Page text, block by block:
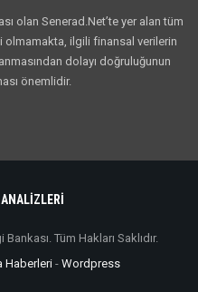
olan Senerad.Net’te yer alan tüm
olmamakta, ilgili finansal verilerin
dolayı doğruluğunun
önemlidir.
Tüm Hakları Saklıdır.
Haberleri - Wordpress